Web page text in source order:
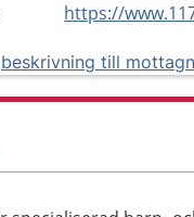
till